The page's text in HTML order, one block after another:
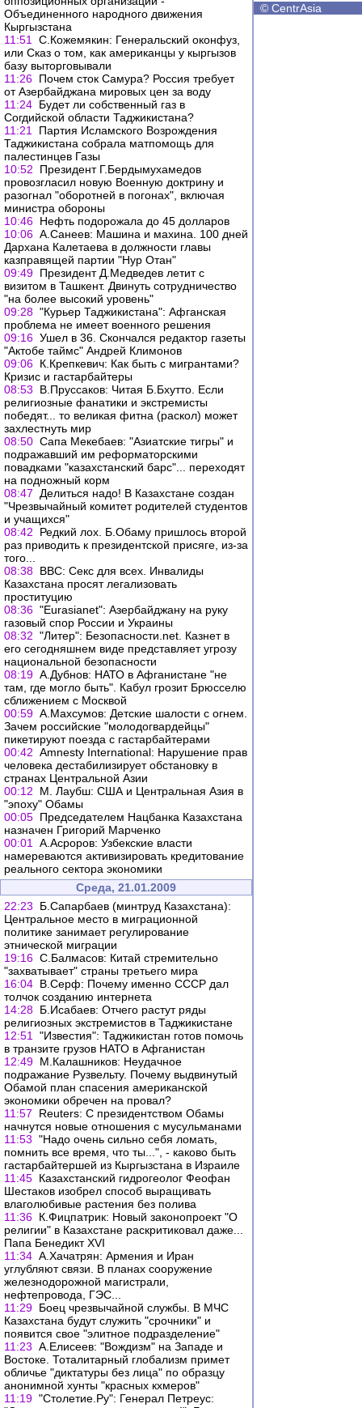
Объединенного народного движения
Кыргызстана
11:51
С.Кожемякин: Генеральский оконфуз,
или Сказ о том, как американцы у кыргызов
базу выторговывали
11:26 Почем сток Самура? Россия требует
от Азербайджана мировых цен за воду
11:24 Будет ли собственный газ в
Согдийской области Таджикистана?
11:21
Партия Исламского Возрождения
Таджикистана собрала матпомощь для
палестинцев Газы
10:52
Президент Г.Бердымухамедов
провозгласил новую Военную доктрину и
разогнал "оборотней в погонах", включая
министра обороны
10:46 Нефть подорожала до 45 долларов
10:06 А.Санеев: Машина и махина. 100 дней
Дархана Калетаева в должности главы
казправящей партии "Нур Отан"
09:49 Президент Д.Медведев летит с
визитом в Ташкент. Двинуть сотрудничество
"на более высокий уровень"
09:28 "Курьер Таджикистана": Афганская
проблема не имеет военного решения
09:16 Ушел в 36. Скончался редактор газеты
"Актобе таймс" Андрей Климонов
09:06 К.Крепкевич: Как быть с мигрантами?
Кризис и гастарбайтеры
08:53
В.Пруссаков: Читая Б.Бхутто. Если
религиозные фанатики и экстремисты
победят... то великая фитна (раскол) может
захлестнуть мир
08:50 Сапа Мекебаев: "Азиатские тигры" и
подражавший им реформаторскими
повадками "казахстанский барс"... переходят
на подножный корм
08:47
Делиться надо! В Казахстане создан
"Чрезвычайный комитет родителей студентов
и учащихся"
08:42
Редкий лох. Б.Обаму пришлось второй
раз приводить к президентской присяге, из-за
того...
08:38 ВВС: Секс для всех. Инвалиды
Казахстана просят легализовать
проституцию
08:36 "Eurasianet": Азербайджану на руку
газовый спор России и Украины
08:32 "Литер": Безопасности.net. Казнет в
его сегодняшнем виде представляет угрозу
национальной безопасности
08:19 А.Дубнов: НАТО в Афганистане "не
там, где могло быть". Кабул грозит Брюсселю
сближением с Москвой
00:59 А.Махсумов: Детские шалости с огнем.
Зачем российские "молодогвардейцы"
пикетируют поезда с гастарбайтерами
00:42 Amnesty International: Нарушение прав
человека дестабилизирует обстановку в
странах Центральной Азии
00:12
М. Лаубш: США и Центральная Азия в
"эпоху" Обамы
00:05 Председателем Нацбанка Казахстана
назначен Григорий Марченко
00:01
А.Асроров: Узбекские власти
намереваются активизировать кредитование
реального сектора экономики
Среда, 21.01.2009
22:23
Б.Сапарбаев (минтруд Казахстана):
Центральное место в миграционной
политике занимает регулирование
этнической миграции
19:16 С.Балмасов: Китай стремительно
"захватывает" страны третьего мира
16:04 В.Серф: Почему именно СССР дал
толчок созданию интернета
14:28 Б.Исабаев: Отчего растут ряды
религиозных экстремистов в Таджикистане
12:51
"Известия": Таджикистан готов помочь
в транзите грузов НАТО в Афганистан
12:49 М.Калашников: Неудачное
подражание Рузвельту. Почему выдвинутый
Обамой план спасения американской
экономики обречен на провал?
11:57
Reuters: С президентством Обамы
начнутся новые отношения с мусульманами
11:53 "Надо очень сильно себя ломать,
помнить все время, что ты...", - каково быть
гастарбайтершей из Кыргызстана в Израиле
11:45 Казахстанский гидрогеолог Феофан
Шестаков изобрел способ выращивать
влаголюбивые растения без полива
11:36 К.Фицпатрик: Новый законопроект "О
религии" в Казахстане раскритиковал даже...
Папа Бенедикт XVI
11:34 А.Хачатрян: Армения и Иран
углубляют связи. В планах сооружение
железнодорожной магистрали,
нефтепровода, ГЭС...
11:29 Боец чрезвычайной службы. В МЧС
Казахстана будут служить "срочники" и
появится свое "элитное подразделение"
11:23 А.Елисеев: "Вождизм" на Западе и
Востоке. Тоталитарный глобализм примет
обличье "диктатуры без лица" по образцу
анонимной хунты "красных кхмеров"
11:19 "Столетие.Ру": Генерал Петреус:
© CentrAsia